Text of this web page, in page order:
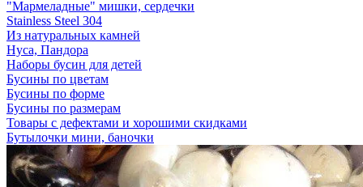
"Мармеладные" мишки, сердечки
Stainless Steel 304
Из натуральных камней
Нуса, Пандора
Наборы бусин для детей
Бусины по цветам
Бусины по форме
Бусины по размерам
Товары с дефектами и хорошими скидками
Бутылочки мини, баночки